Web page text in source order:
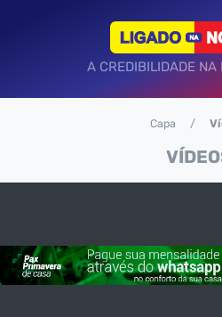
A CREDIBILIDADE NA
Capa